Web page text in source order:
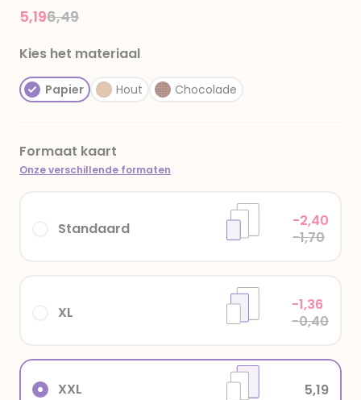
Price reduced from
6,49to
5,19
Kies het materiaal
Papier Hout Chocolade
Formaat kaart
Onze verschillende formaten
XXL 5,19
XL
-1,36
-0,40
Standaard
-2,40
-1,70